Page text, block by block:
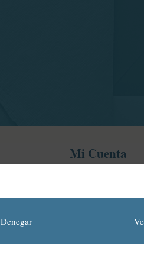
Denegar
Mi Cuenta
Fomento de la Lectura,